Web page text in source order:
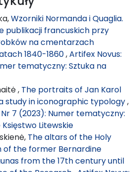
Wzorniki Normanda i Quaglia.
publikacji francuskich przy
na cmentarzach
1840-1860,Artifex Novus:
tematyczny: Sztuka na
, The portraits of Jan Karol
study in iconographic typology,
7 (2023): Numer tematyczny:
Litewskie
The altars of the Holy
of the former Bernardine
from the 17th century until